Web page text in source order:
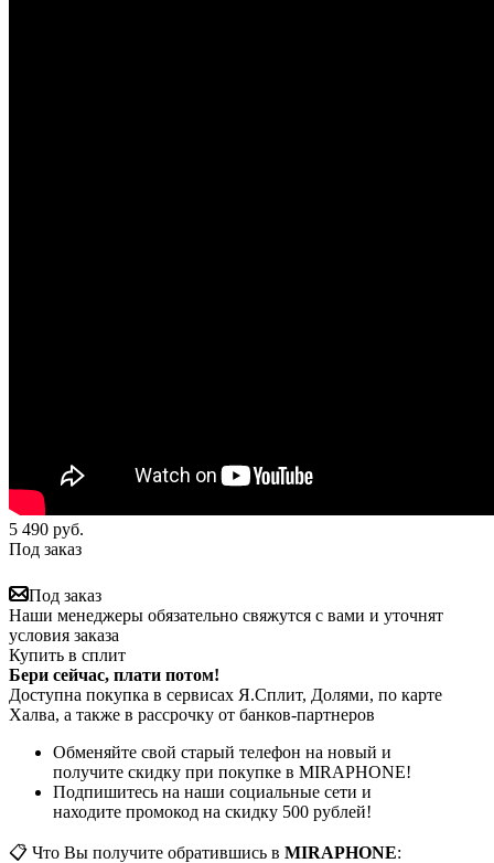
5 490 руб.
Под заказ
Под заказ
Наши менеджеры обязательно свяжутся с вами и уточнят
условия заказа
Купить в сплит
Бери сейчас, плати потом!
Доступна покупка в сервисах Я.Сплит, Долями, по карте
Халва, а также в рассрочку от банков-партнеров
Обменяйте свой старый телефон на новый и
получите скидку при покупке в MIRAPHONE!
Подпишитесь на наши социальные сети и
находите промокод на скидку 500 рублей!
📋 Что Вы получите обратившись в MIRAPHONE: